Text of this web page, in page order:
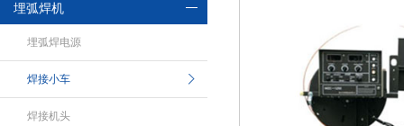
埋弧焊机
埋弧焊电源
焊接小车
焊接机头